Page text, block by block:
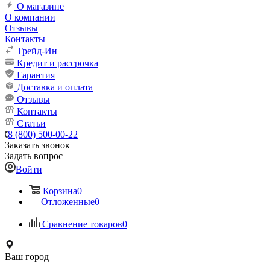
О магазине
О компании
Отзывы
Контакты
Трейд-Ин
Кредит и рассрочка
Гарантия
Доставка и оплата
Отзывы
Контакты
Статьи
8 (800) 500-00-22
Заказать звонок
Задать вопрос
Войти
Корзина0
Отложенные0
Сравнение товаров0
Ваш город